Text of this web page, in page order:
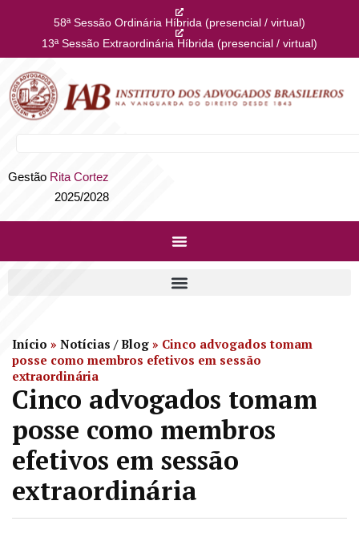
58ª Sessão Ordinária Híbrida (presencial / virtual)
13ª Sessão Extraordinária Híbrida (presencial / virtual)
Gestão Rita Cortez
2025/2028
Início » Notícias / Blog » Cinco advogados tomam
posse como membros efetivos em sessão
extraordinária
Cinco advogados tomam
posse como membros
efetivos em sessão
extraordinária